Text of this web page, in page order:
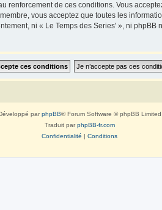
renforcement de ces conditions. Vous
vous acceptez que toutes les
ni « Le Temps des Series' », ni
parphpBB® Forum Software © phpBB Limited
Traduit parphpBB-fr.com
Confidentialité | Conditions